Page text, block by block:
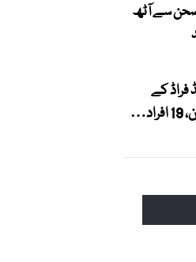
سے آٹھ
فراڈ کے